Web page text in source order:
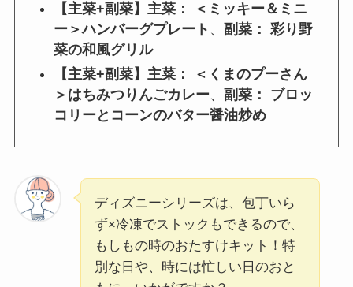
【主菜+副菜】主菜： ＜ミッキー＆ミニ
ー＞ハンバーグプレート 、副菜： 彩り野
菜の和風グリル
【主菜+副菜】 主菜： ＜くまのプーさん
＞はちみつりんごカレー、副菜： ブロッ
コリーとコーンのバター醤油炒め
ディズニーシリーズは、包丁いら
ず×冷凍でストックもできるので、
もしもの時のおたすけキット！特
別な日や、時には忙しい日のおと